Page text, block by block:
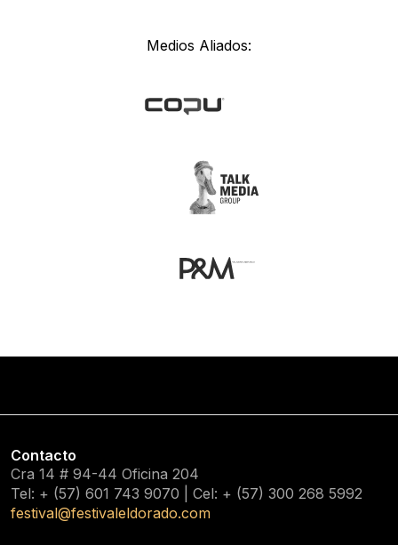
Medios Aliados:
Contacto
Cra 14 # 94-44 Oficina 204
Tel: + (57) 601 743 9070 | Cel: + (57) 300 268 5992
festival@festivaleldorado.com